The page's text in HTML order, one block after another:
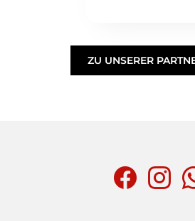
ZU UNSERER